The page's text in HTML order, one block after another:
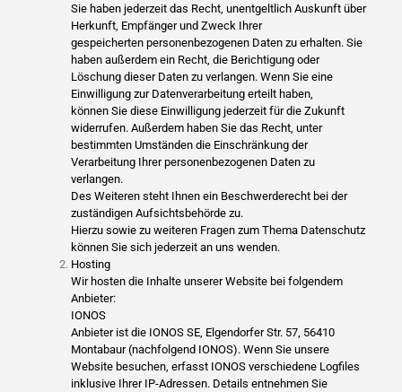
Sie haben jederzeit das Recht, unentgeltlich Auskunft über
Herkunft, Empfänger und Zweck Ihrer
gespeicherten personenbezogenen Daten zu erhalten. Sie
haben außerdem ein Recht, die Berichtigung oder
Löschung dieser Daten zu verlangen. Wenn Sie eine
Einwilligung zur Datenverarbeitung erteilt haben,
können Sie diese Einwilligung jederzeit für die Zukunft
widerrufen. Außerdem haben Sie das Recht, unter
bestimmten Umständen die Einschränkung der
Verarbeitung Ihrer personenbezogenen Daten zu
verlangen.
Des Weiteren steht Ihnen ein Beschwerderecht bei der
zuständigen Aufsichtsbehörde zu.
Hierzu sowie zu weiteren Fragen zum Thema Datenschutz
können Sie sich jederzeit an uns wenden.
Hosting
Wir hosten die Inhalte unserer Website bei folgendem
Anbieter:
IONOS
Anbieter ist die IONOS SE, Elgendorfer Str. 57, 56410
Montabaur (nachfolgend IONOS). Wenn Sie unsere
Website besuchen, erfasst IONOS verschiedene Logfiles
inklusive Ihrer IP-Adressen. Details entnehmen Sie